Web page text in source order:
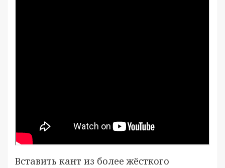
Вставить кант из более жёсткого